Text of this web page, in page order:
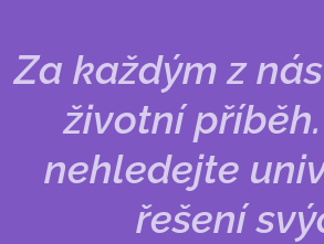
Za každým z
životní
nehledejte
řešení